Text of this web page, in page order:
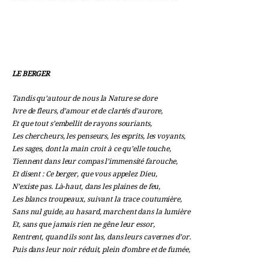
LE BERGER
Tandis qu’autour de nous la Nature se dore
Ivre de fleurs, d’amour et de clartés d’aurore,
Et que tout s’embellit de rayons souriants,
Les chercheurs, les penseurs, les esprits, les voyants,
Les sages, dont la main croit à ce qu’elle touche,
Tiennent dans leur compas l’immensité farouche,
Et disent : Ce berger, que vous appelez Dieu,
N’existe pas. Là-haut, dans les plaines de feu,
Les blancs troupeaux, suivant la trace coutumière,
Sans nul guide, au hasard, marchent dans la lumière
Et, sans que jamais rien ne gêne leur essor,
Rentrent, quand ils sont las, dans leurs cavernes d’or.
Puis dans leur noir réduit, plein d’ombre et de fumée,